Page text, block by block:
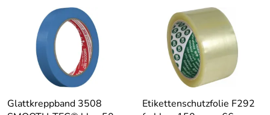
Glattkreppband 3508
Etikettenschutzfolie F292